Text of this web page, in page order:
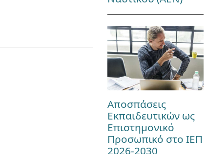
Αποσπάσεις
Εκπαιδευτικών ως
Επιστημονικό
Προσωπικό στο ΙΕΠ
2026-2030